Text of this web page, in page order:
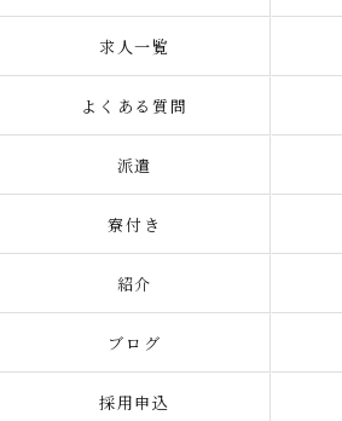
求人一覧
よくある質問
派遣
寮付き
紹介
ブログ
採用申込